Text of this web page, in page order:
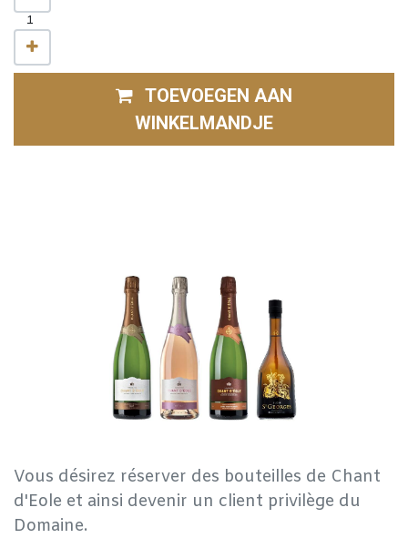
TOEVOEGEN AAN
WINKELMANDJE
Vous désirez réserver des bouteilles de Chant
d'Eole et ainsi devenir un client privilège du
Domaine.